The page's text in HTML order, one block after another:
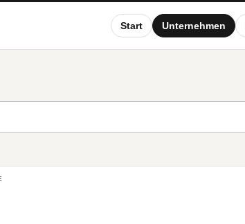
Start Unternehmen